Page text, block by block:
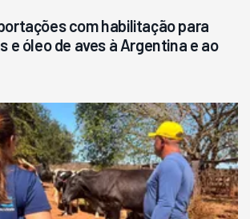
com habilitação para
e óleo de aves à Argentina e ao